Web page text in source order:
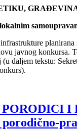
javnog
(u daljem tekstu:
I